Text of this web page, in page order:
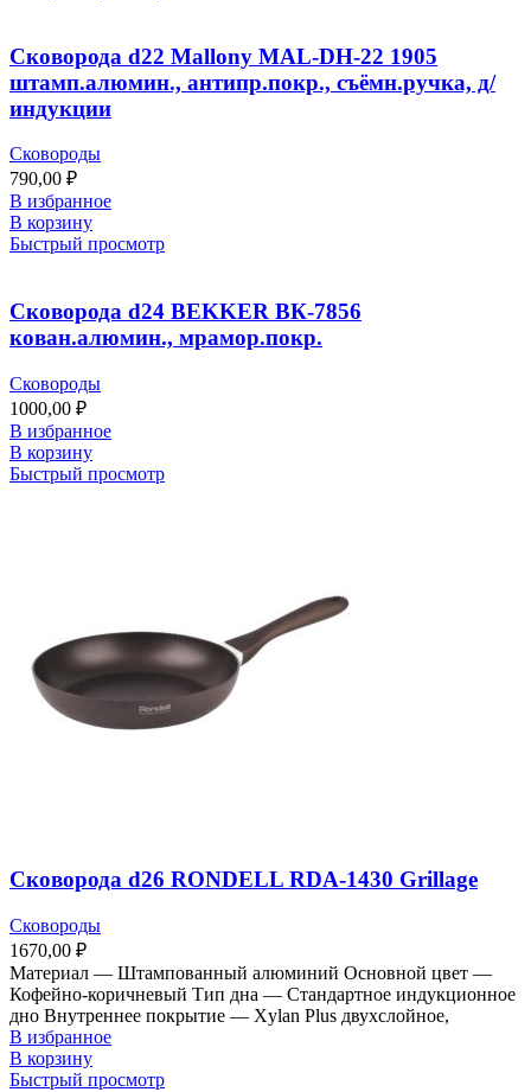
Сковорода d22 Mallony MAL-DH-22 1905
штамп.алюмин., антипр.покр., съёмн.ручка, д/
индукции
Сковороды
790,00 ₽
В избранное
В корзину
Быстрый просмотр
Сковорода d24 BEKKER ВК-7856
кован.алюмин., мрамор.покр.
Сковороды
1000,00 ₽
В избранное
В корзину
Быстрый просмотр
Сковорода d26 RONDELL RDA-1430 Grillage
Сковороды
1670,00 ₽
Материал — Штампованный алюминий Основной цвет —
Кофейно-коричневый Тип дна — Стандартное индукционное
дно Внутреннее покрытие — Xylan Plus двухслойное,
В избранное
В корзину
Быстрый просмотр